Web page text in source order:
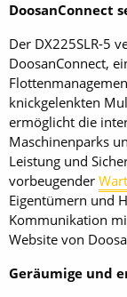
DoosanConnect
Der DX225SLR-5
DoosanConnect,
knickgelenkten
ermöglicht die
Maschinenparks
Leistung und
vorbeugender
Eigentümern und
Kommunikation
Website von
Geräumige und